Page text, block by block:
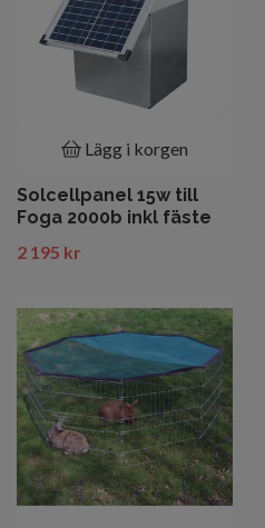
Lägg i korgen
Solcellpanel 15w till
Foga 2000b inkl fäste
2 195 kr